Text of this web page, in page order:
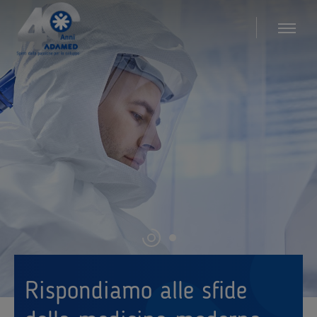
Rispondiamo alle sfide
La crescita globale di